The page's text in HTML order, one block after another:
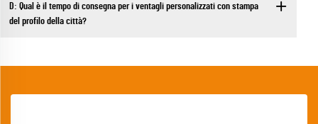
D: Qual è il tempo di consegna per i ventagli personalizzati con stampa
del profilo della città?